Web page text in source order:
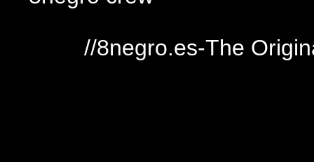
//8negro.es-The